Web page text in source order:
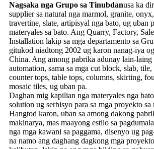
Nagsaka nga Grupo sa Tinubdanusa ka
supplier sa natural nga marmol, granite,
travertine, slate, artipisyal nga bato, ug uban
materyales sa bato. Ang Quarry, Factory,
Installation lakip sa mga departamento sa
gitukod niadtong 2002 ug karon nanag-iya
China. Ang among pabrika adunay lain-laing
automation, sama sa mga cut block, slab,
counter tops, table tops, columns, skirting,
mosaic tiles, ug uban pa.
Daghan mig kapilian nga materyales nga
solution ug serbisyo para sa mga proyekto sa
Hangtod karon, uban sa among dakong
makinarya, mas maayong estilo sa
nga mga kawani sa paggama, disenyo ug
na namo ang daghang dagkong mga